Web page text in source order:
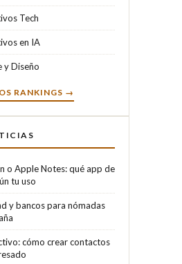
Tech
en IA
y Diseño
RANKINGS →
o Apple Notes: qué app de
tu uso
y bancos para nómadas
cómo crear contactos